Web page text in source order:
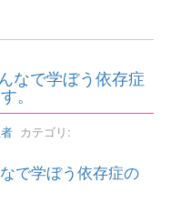
なで学ぼう依存症
。
カテゴリ:
で学ぼう依存症の